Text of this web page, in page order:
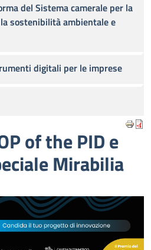
del Sistema camerale per la
sostenibilità ambientale e
digitali per le imprese
of the PID e
Mirabilia